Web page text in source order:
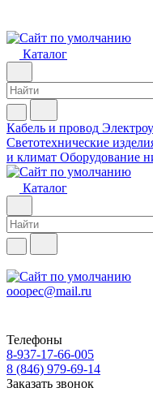
Каталог
Кабель и провод
Светотехнические
и климат Оборудование
Каталог
ooopec@mail.ru
Телефоны
8-937-17-66-005
8 (846) 979-69-14
Заказать звонок